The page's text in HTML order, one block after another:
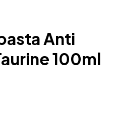
Anti
100ml